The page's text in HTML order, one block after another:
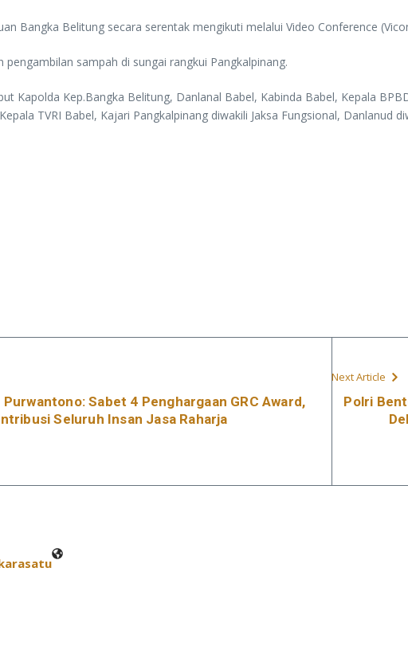
Bangka Belitung secara serentak mengikuti melalui Video Conference
sampah di sungai rangkui Pangkalpinang.
Kapolda Kep.Bangka Belitung, Danlanal Babel, Kabinda Babel, Kepala
TVRI Babel, Kajari Pangkalpinang diwakili Jaksa Fungsional, Danlanud
Purwantono: Sabet 4 Penghargaan GRC Award,
Seluruh Insan Jasa Raharja
Next Article
Polri